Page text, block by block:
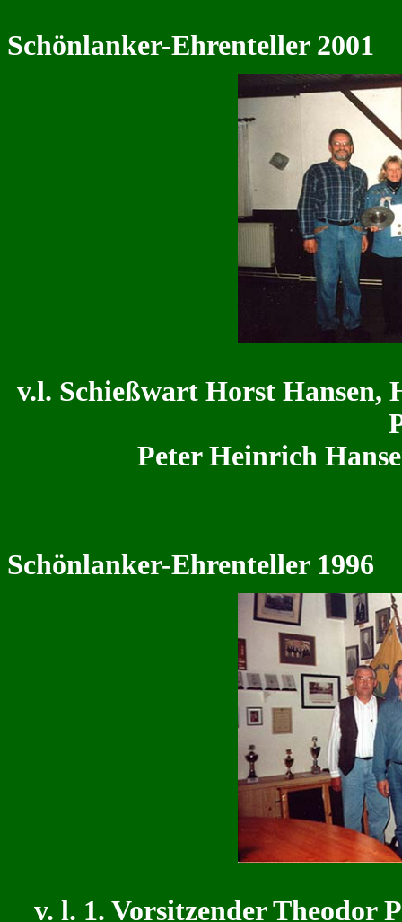
Schönlanker-Ehrenteller 2001
v.l. Schießwart Horst Hansen,
Peter Heinrich
Schönlanker-Ehrenteller 1996
v. l. 1. Vorsitzender Theodor